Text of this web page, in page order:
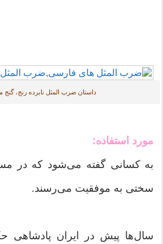
داستان ضرب المثل نابرده رنج،
مورد استفاده:
به كسانی گفته می‌شود كه در
سختی به موفقیت می‌رسند.
سال‌ها پیش در ایران پادشاهی